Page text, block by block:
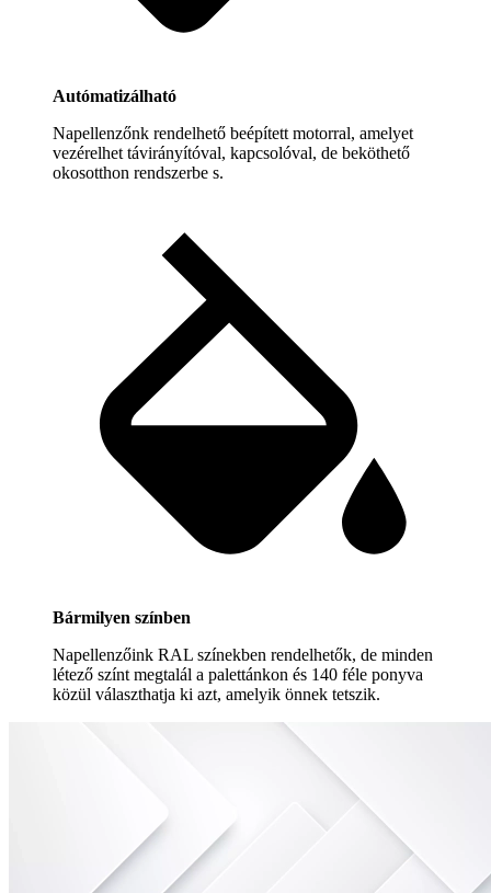
Autómatizálható
Napellenzőnk rendelhető beépített motorral, amelyet
vezérelhet távirányítóval, kapcsolóval, de beköthető
okosotthon rendszerbe s.
Bármilyen színben
Napellenzőink RAL színekben rendelhetők, de minden
létező színt megtalál a palettánkon és 140 féle ponyva
közül választhatja ki azt, amelyik önnek tetszik.